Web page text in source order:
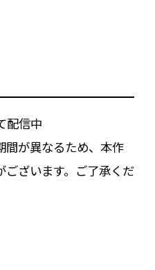
配信中
が異なるため、本作
ございます。ご了承くだ